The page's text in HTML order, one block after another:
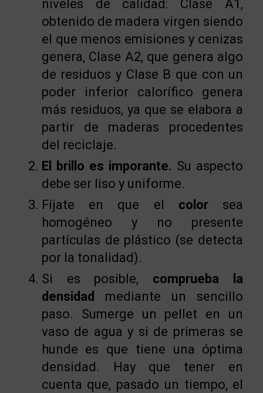
niveles de calidad: Clase A1,
obtenido de madera virgen siendo
el que menos emisiones y cenizas
genera, Clase A2, que genera algo
de residuos y Clase B que con un
poder inferior calorífico genera
más residuos, ya que se elabora a
partir de maderas procedentes
del reciclaje.
El brillo es imporante. Su aspecto
debe ser liso y uniforme.
Fíjate en que el color sea
homogéneo y no presente
partículas de plástico (se detecta
por la tonalidad).
Si es posible, comprueba la
densidad
mediante un sencillo
paso. Sumerge un pellet en un
vaso de agua y si de primeras se
hunde es que tiene una óptima
densidad. Hay que tener en
cuenta que, pasado un tiempo, el